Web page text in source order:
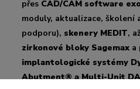
přes CAD/CAM software
moduly, aktualizace, školení
podporu), skenery MEDIT,
zirkonové bloky Sagemax a
implantologické systémy
Abutment® a Multi-Unit